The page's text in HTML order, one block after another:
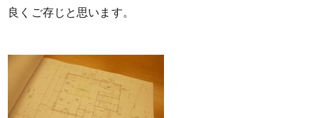
良くご存じと思います。